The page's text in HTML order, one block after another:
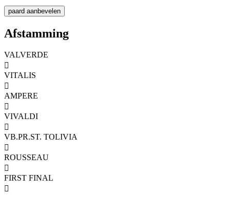
Afstamming
VALVERDE

VITALIS

AMPERE

VIVALDI

VB.PR.ST. TOLIVIA

ROUSSEAU

FIRST FINAL
